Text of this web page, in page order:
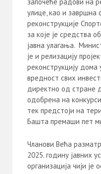
улице, као и завршна
реконструкције
за које је средства
јавна улагања.
је и релизацију
реконструкцију дома
вредност свих
директно од стране
одобрена на
тек предстоји на
Башта премаши пет
Чланови Већа
2025. годину јавних
организација чији је